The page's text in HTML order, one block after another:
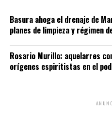
Basura ahoga el drenaje de
planes de limpieza y régimen
Rosario Murillo: aquelarres
orígenes espiritistas en el